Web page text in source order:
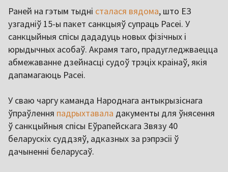
Раней на гэтым тыдні сталася вядома, што ЕЗ
узгадніў 15-ы пакет санкцыяў супраць Расеі. У
санкцыйныя спісы дададуць новых фізічных і
юрыдычных асобаў. Акрамя таго, прадугледжваецца
абмежаванне дзейнасці судоў трэціх краінаў, якія
дапамагаюць Расеі.
У сваю чаргу каманда Народнага антыкрызіснага
ўпраўлення падрыхтавала дакументы для ўнясення
ў санкцыйныя спісы Еўрапейскага Звязу 40
беларускіх суддзяў, адказных за рэпрэсіі ў
дачыненні беларусаў.